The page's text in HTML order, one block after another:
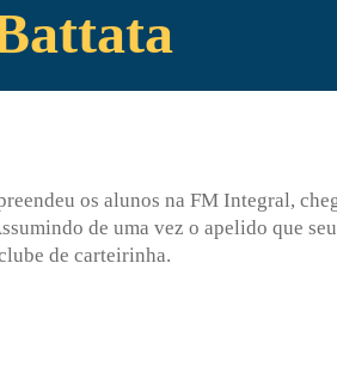
os alunos na FM Integral,
de uma vez o apelido que
de carteirinha.